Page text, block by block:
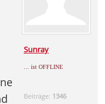
Sunray
... ist OFFLINE
Beiträge: 1346